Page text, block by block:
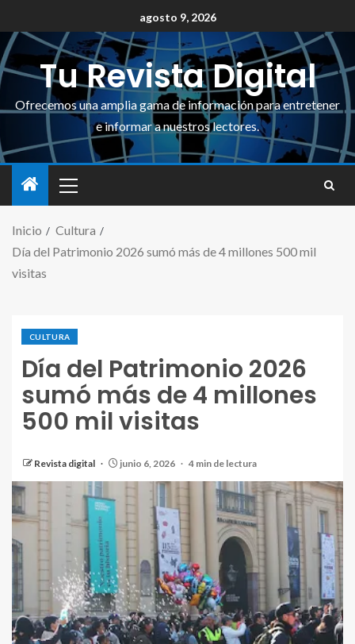
agosto 9, 2026
Tu Revista Digital
Ofrecemos una amplia gama de información para entretener
e informar a nuestros lectores.
Inicio
Cultura
Día del Patrimonio 2026 sumó más de 4 millones 500 mil
visitas
CULTURA
Día del Patrimonio 2026
sumó más de 4 millones
500 mil visitas
Revista digital junio 6, 2026 4 min de lectura